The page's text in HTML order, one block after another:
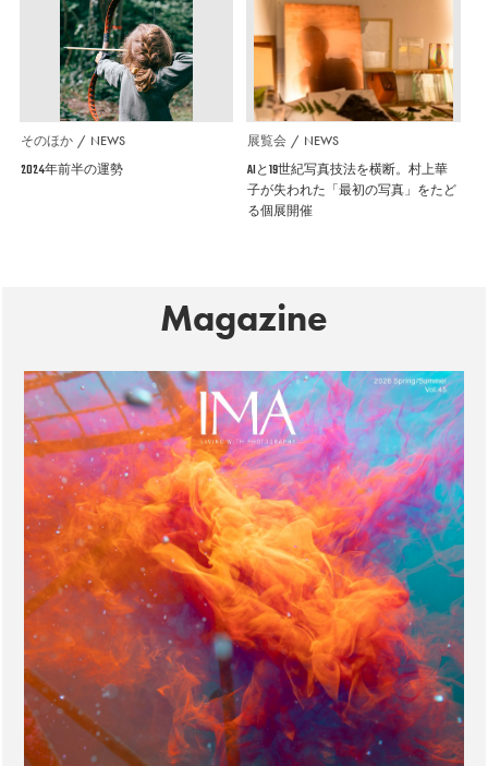
そのほか NEWS
2024年前半の運勢
展覧会 NEWS
AIと19世紀写真技法を横断。村上華
子が失われた「最初の写真」をたど
る個展開催
Magazine